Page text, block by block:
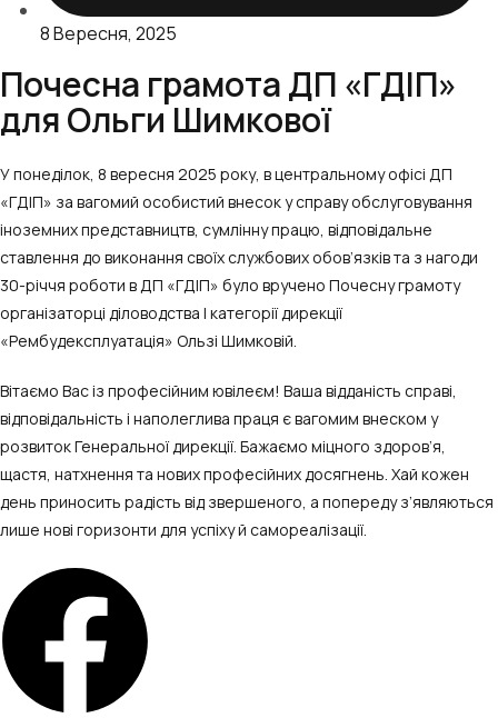
8 Вересня, 2025
Почесна грамота ДП «ГДІП»
для Ольги Шимкової
У понеділок, 8 вересня 2025 року, в центральному офісі ДП
«ГДІП» за вагомий особистий внесок у справу обслуговування
іноземних представництв, сумлінну працю, відповідальне
ставлення до виконання своїх службових обов’язків та з нагоди
30-річчя роботи в ДП «ГДІП» було вручено Почесну грамоту
організаторці діловодства І категорії дирекції
«Рембудексплуатація» Ользі Шимковій.
Вітаємо Вас із професійним ювілеєм! Ваша відданість справі,
відповідальність і наполеглива праця є вагомим внеском у
розвиток Генеральної дирекції. Бажаємо міцного здоров’я,
щастя, натхнення та нових професійних досягнень. Хай кожен
день приносить радість від звершеного, а попереду з’являються
лише нові горизонти для успіху й самореалізації.